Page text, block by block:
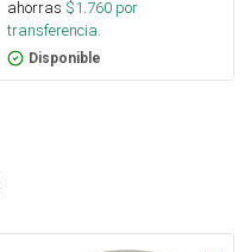
ahorras $1.760 por
transferencia.
Disponible